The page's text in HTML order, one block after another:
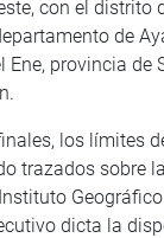
con el distrito
de
provincia de
los límites
trazados sobre
dicta la